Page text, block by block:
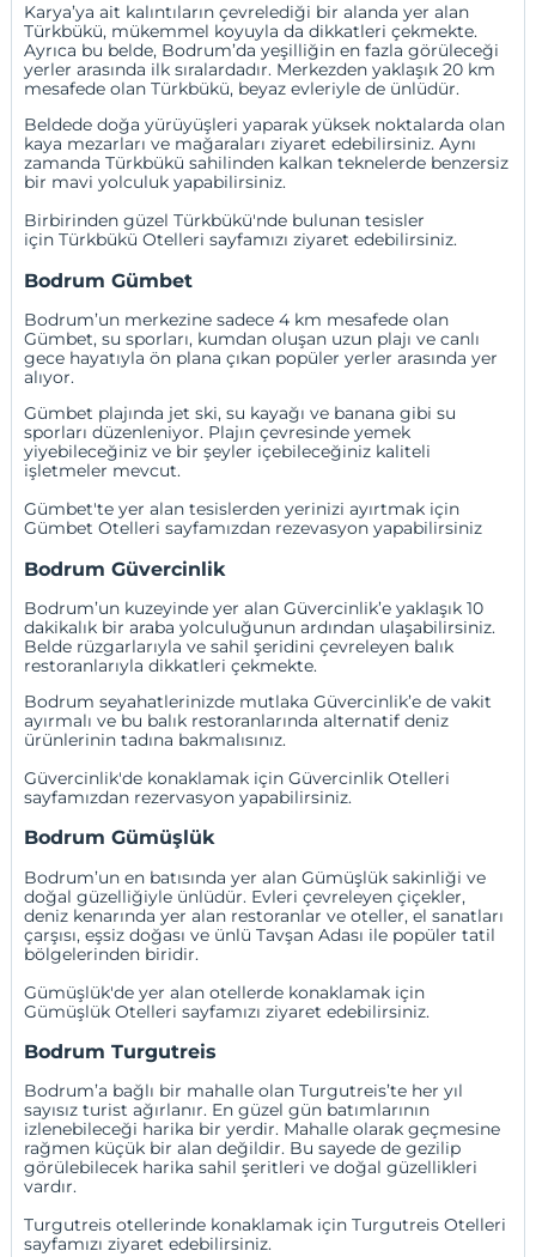
Karya’ya ait kalıntıların çevrelediği bir alanda yer alan
Türkbükü, mükemmel koyuyla da dikkatleri çekmekte.
Ayrıca bu belde, Bodrum’da yeşilliğin en fazla görüleceği
yerler arasında ilk sıralardadır. Merkezden yaklaşık 20 km
mesafede olan Türkbükü, beyaz evleriyle de ünlüdür.
Beldede doğa yürüyüşleri yaparak yüksek noktalarda olan
kaya mezarları ve mağaraları ziyaret edebilirsiniz. Aynı
zamanda Türkbükü sahilinden kalkan teknelerde benzersiz
bir mavi yolculuk yapabilirsiniz.
Birbirinden güzel Türkbükü'nde bulunan tesisler
içinTürkbükü Otelleri sayfamızı ziyaret edebilirsiniz.
Bodrum Gümbet
Bodrum’un merkezine sadece 4 km mesafede olan
Gümbet, su sporları, kumdan oluşan uzun plajı ve canlı
gece hayatıyla ön plana çıkan popüler yerler arasında yer
alıyor.
Gümbet plajında jet ski, su kayağı ve banana gibi su
sporları düzenleniyor. Plajın çevresinde yemek
yiyebileceğiniz ve bir şeyler içebileceğiniz kaliteli
işletmeler mevcut.
Gümbet'te yer alan tesislerden yerinizi ayırtmak için
Gümbet Otelleri sayfamızdan rezevasyon yapabilirsiniz
Bodrum Güvercinlik
Bodrum’un kuzeyinde yer alan Güvercinlik’e yaklaşık 10
dakikalık bir araba yolculuğunun ardından ulaşabilirsiniz.
Belde rüzgarlarıyla ve sahil şeridini çevreleyen balık
restoranlarıyla dikkatleri çekmekte.
Bodrum seyahatlerinizde mutlaka Güvercinlik’e de vakit
ayırmalı ve bu balık restoranlarında alternatif deniz
ürünlerinin tadına bakmalısınız.
Güvercinlik'de konaklamak içinGüvercinlik Otelleri
sayfamızdan rezervasyon yapabilirsiniz.
Bodrum Gümüşlük
Bodrum’un en batısında yer alan Gümüşlük sakinliği ve
doğal güzelliğiyle ünlüdür. Evleri çevreleyen çiçekler,
deniz kenarında yer alan restoranlar ve oteller, el sanatları
çarşısı, eşsiz doğası ve ünlü Tavşan Adası ile popüler tatil
bölgelerinden biridir.
Gümüşlük'de yer alan otellerde konaklamak için
Gümüşlük Otelleri sayfamızı ziyaret edebilirsiniz.
Bodrum Turgutreis
Bodrum’a bağlı bir mahalle olan Turgutreis’te her yıl
sayısız turist ağırlanır. En güzel gün batımlarının
izlenebileceği harika bir yerdir. Mahalle olarak geçmesine
rağmen küçük bir alan değildir. Bu sayede de gezilip
görülebilecek harika sahil şeritleri ve doğal güzellikleri
vardır.
Turgutreis otellerinde konaklamak içinTurgutreis Otelleri
sayfamızı ziyaret edebilirsiniz.